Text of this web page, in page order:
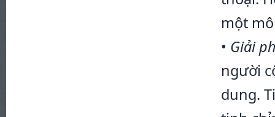
một
• Giải
người
dung.